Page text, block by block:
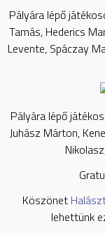
Pályára lépő
Tamás, Hederics
Levente, Spáczay
Pályára lépő
Juhász Márton,
Köszönet
lehettünk